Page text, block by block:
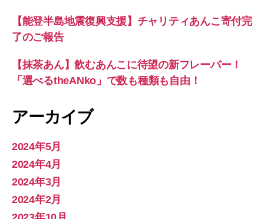
【能登半島地震復興支援】チャリティあんこ寄付完
了のご報告
【抹茶あん】飲むあんこに待望の新フレーバー！
「選べるtheANko」で数も種類も自由！
アーカイブ
2024年5月
2024年4月
2024年3月
2024年2月